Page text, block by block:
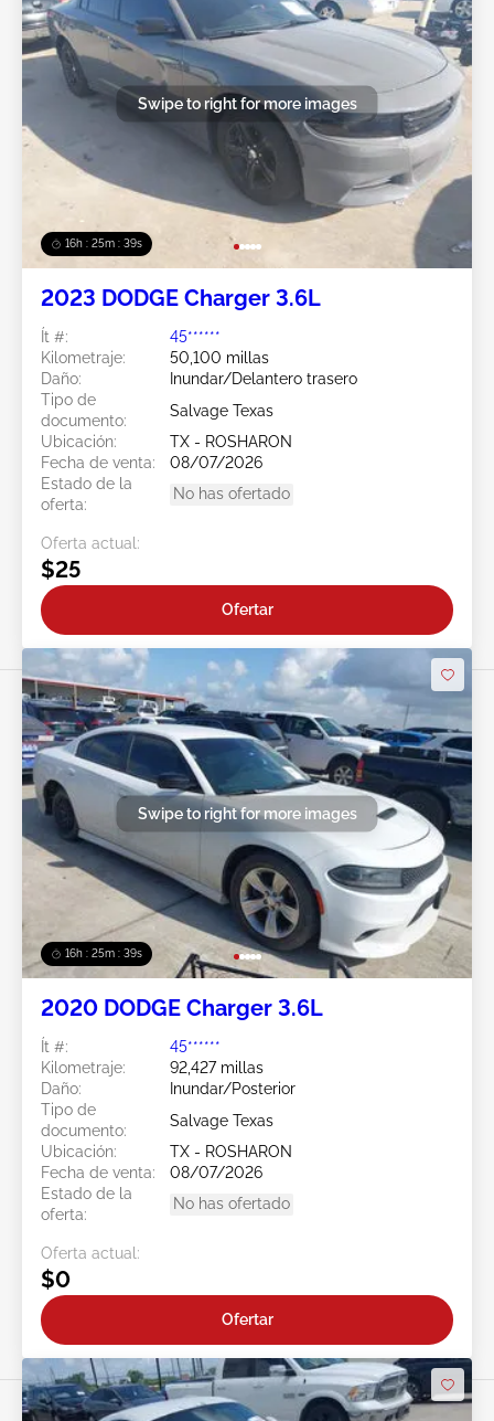
16h : 25m : 37s
Swipe to right for more images
2023 DODGE Charger 3.6L
Ít #:
45******
Kilometraje:
50,100 millas
Daño:
Inundar/Delantero trasero
Tipo de
documento:
Salvage Texas
Ubicación:
TX - ROSHARON
Fecha de venta:
08/07/2026
Estado de la
oferta:
No has ofertado
Oferta actual:
$25
Ofertar
16h : 25m : 37s
Swipe to right for more images
2020 DODGE Charger 3.6L
Ít #:
45******
Kilometraje:
92,427 millas
Daño:
Inundar/Posterior
Tipo de
documento:
Salvage Texas
Ubicación:
TX - ROSHARON
Fecha de venta:
08/07/2026
Estado de la
oferta:
No has ofertado
Oferta actual:
$0
Ofertar